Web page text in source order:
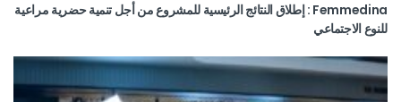
Femmedina : إطلاق النتائج الرئيسية للمشروع من أجل تنمية حضرية مراعية
للنوع الاجتماعي